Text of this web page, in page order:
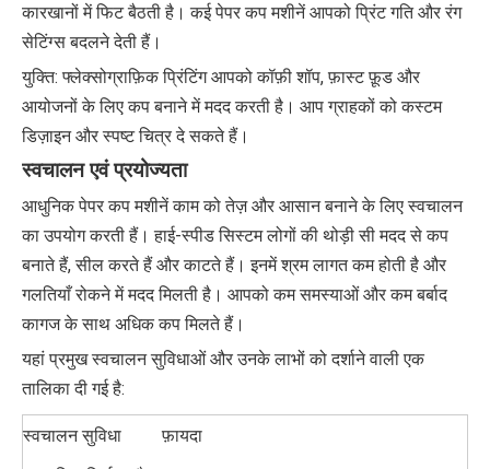
कारखानों में फिट बैठती है। कई पेपर कप मशीनें आपको प्रिंट गति और रंग
सेटिंग्स बदलने देती हैं।
युक्ति: फ्लेक्सोग्राफ़िक प्रिंटिंग आपको कॉफ़ी शॉप, फ़ास्ट फ़ूड और
आयोजनों के लिए कप बनाने में मदद करती है। आप ग्राहकों को कस्टम
डिज़ाइन और स्पष्ट चित्र दे सकते हैं।
स्वचालन एवं प्रयोज्यता
आधुनिक पेपर कप मशीनें काम को तेज़ और आसान बनाने के लिए स्वचालन
का उपयोग करती हैं। हाई-स्पीड सिस्टम लोगों की थोड़ी सी मदद से कप
बनाते हैं, सील करते हैं और काटते हैं। इनमें श्रम लागत कम होती है और
गलतियाँ रोकने में मदद मिलती है। आपको कम समस्याओं और कम बर्बाद
कागज के साथ अधिक कप मिलते हैं।
यहां प्रमुख स्वचालन सुविधाओं और उनके लाभों को दर्शाने वाली एक
तालिका दी गई है:
स्वचालन सुविधा
फ़ायदा